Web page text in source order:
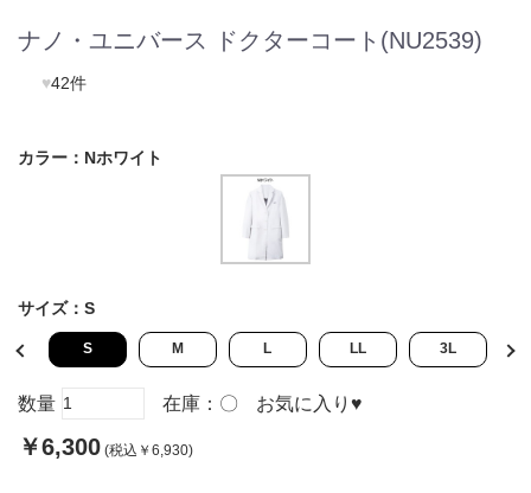
ナノ・ユニバース ドクターコート(NU2539)
♥42件
カラー： Nホワイト
サイズ： S
S M L LL 3L
数量 在庫： 〇 お気に入り ♥
￥6,300 (税込￥6,930)